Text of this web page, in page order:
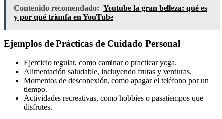
Contenido recomendado: Youtube la gran belleza: qué es
y por qué triunfa en YouTube
Ejemplos de Prácticas de Cuidado Personal
Ejercicio regular, como caminar o practicar yoga.
Alimentación saludable, incluyendo frutas y verduras.
Momentos de desconexión, como apagar el teléfono por un
tiempo.
Actividades recreativas, como hobbies o pasatiempos que
disfrutes.